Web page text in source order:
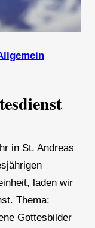
in St. Andreas
laden wir
Thema:
Gottesbilder